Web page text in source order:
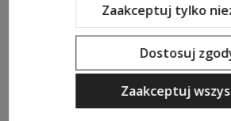
Sklep internetowy Shoper Premium
od GrowCommerce
Zaakceptuj tylko
Dostosuj
Zaakceptuj